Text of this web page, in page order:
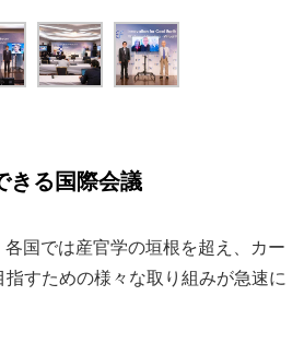
きる国際会議
国では産官学の垣根を超え、カー
すための様々な取り組みが急速に